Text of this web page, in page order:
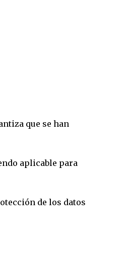
que se han
aplicable para
de los datos